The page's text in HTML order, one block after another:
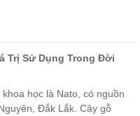
Trị Sử Dụng Trong Đời
học là Nato, có nguồn
Đắk Lắk. Cây gỗ